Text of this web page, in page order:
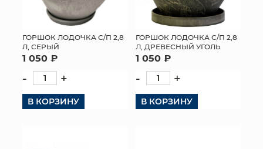
ПАКЕТЫ И СУМКИ
ПОДАРОЧНЫЕ КАРТЫ
ТОРГОВЫЙ ЦЕНТР
ОПТОВЫМ КЛИЕНТАМ
ДОСТАВКА И ОПЛАТА
ГОРШОК ЛОДОЧКА С/П 2,8
Л, СЕРЫЙ
1 050 ₽
- +
В КОРЗИНУ
ГОРШОК ЛОДОЧКА С/П 2,8
Л, ДРЕВЕСНЫЙ УГОЛЬ
1 050 ₽
- +
В КОРЗИНУ